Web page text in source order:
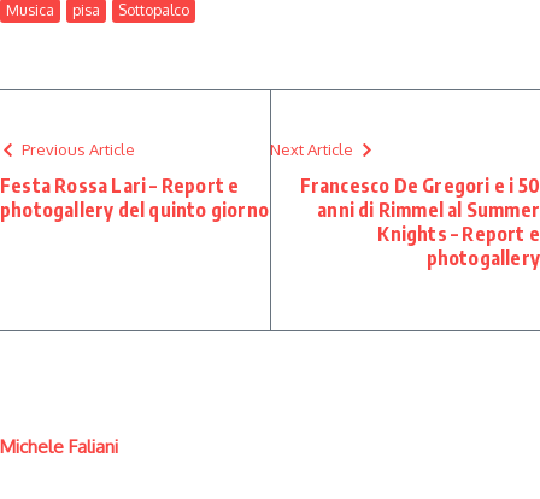
Musica
pisa Sottopalco
Previous Article
Festa Rossa Lari – Report e
photogallery del quinto giorno
Next Article
Francesco De Gregori e i 50
anni di Rimmel al Summer
Knights – Report e
photogallery
Michele Faliani